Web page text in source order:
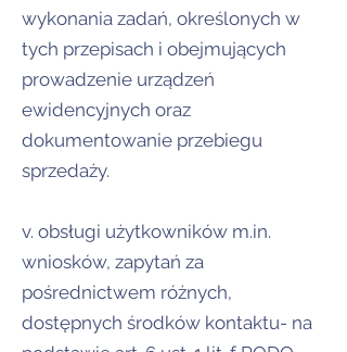
wykonania zadań, określonych w
tych przepisach i obejmujących
prowadzenie urządzeń
ewidencyjnych oraz
dokumentowanie przebiegu
sprzedaży.
v. obsługi użytkowników m.in.
wniosków, zapytań za
pośrednictwem różnych,
dostępnych środków kontaktu- na